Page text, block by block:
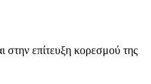
στην επίτευξη κορεσμού της